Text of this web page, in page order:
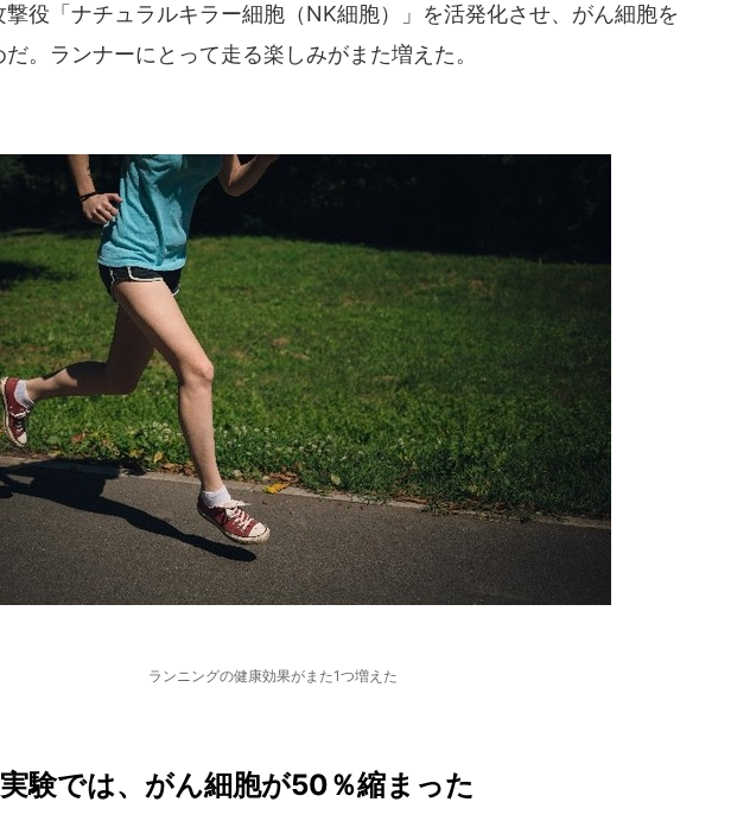
役「ナチュラルキラー細胞（NK細胞）」を活発化させ、がん細胞を
。ランナーにとって走る楽しみがまた増えた。
ランニングの健康効果がまた1つ増えた
験では、がん細胞が50％縮まった